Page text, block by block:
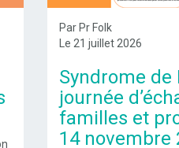
Par Pr Folk
Le 21 juillet 2026
Syndrome de
journée
familles et
14 novembre